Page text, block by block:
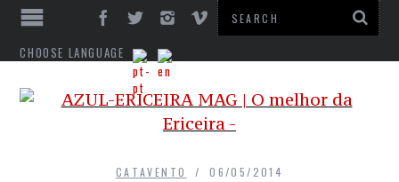
CHOOSE LANGUAGE
CATAVENTO 06/05/2014